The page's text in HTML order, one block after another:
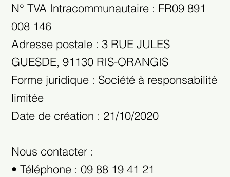
N° TVA Intracommunautaire : FR09 891
008 146
Adresse postale : 3 RUE JULES
GUESDE, 91130 RIS-ORANGIS
Forme juridique : Société à responsabilité
limitée
Date de création : 21/10/2020
Nous contacter :
• Téléphone : 09 88 19 41 21